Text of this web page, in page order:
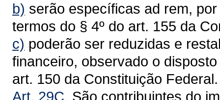
b) serão específicas ad rem,
termos do § 4º do art. 155 da
c) poderão ser reduzidas e
financeiro, observado o
art. 150 da Constituição Federal.
Art. 29C. São contribuintes do